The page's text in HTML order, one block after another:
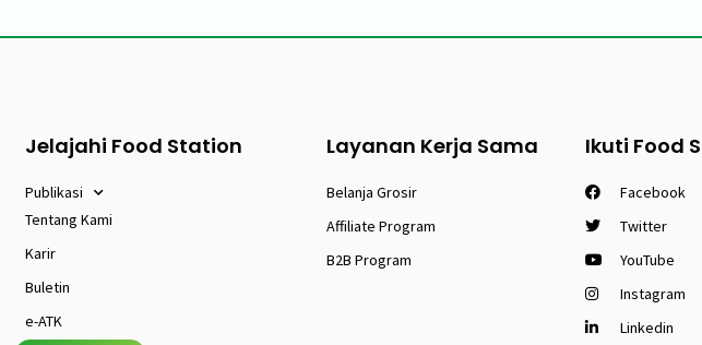
Jelajahi Food Station
Publikasi
Tentang Kami
Karir
Buletin
e-ATK
Layanan Kerja Sama
Belanja Grosir
Affiliate Program
B2B Program
Ikuti Food
Facebook
Twitter
YouTube
Instagram
Linkedin